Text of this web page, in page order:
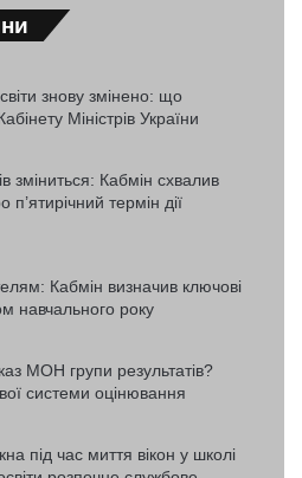
знову змінено: що
Міністрів України
зміниться: Кабмін схвалив
термін дії
Кабмін визначив ключові
навчального року
МОН групи результатів?
системи оцінювання
під час миття вікон у школі